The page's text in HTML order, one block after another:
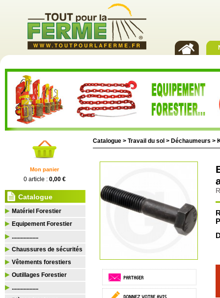
Mon panier
0 article : 0,00 €
Catalogue
Matériel Forestier
Equipement Forestier
..................
Chaussures de sécurités
Vêtements forestiers
Outillages Forestier
..................
Catalogue > Travail du sol > Déchaumeurs >